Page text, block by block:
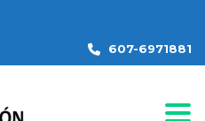
607-6971881